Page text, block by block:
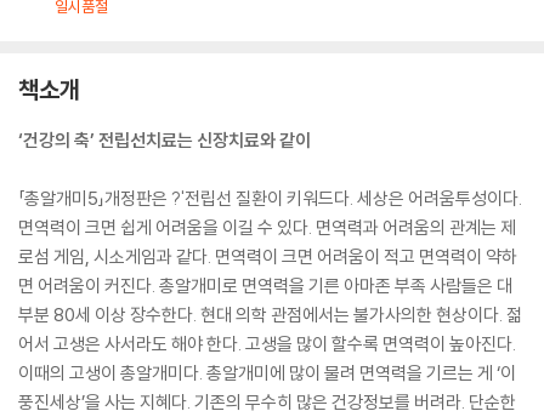
일시품절
책소개
‘건강의 축’ 전립선치료는 신장치료와 같이
「총알개미5」개정판은 ?'전립선 질환이 키워드다. 세상은 어려움투성이다.
면역력이 크면 쉽게 어려움을 이길 수 있다. 면역력과 어려움의 관계는 제
로섬 게임, 시소게임과 같다. 면역력이 크면 어려움이 적고 면역력이 약하
면 어려움이 커진다. 총알개미로 면역력을 기른 아마존 부족 사람들은 대
부분 80세 이상 장수한다. 현대 의학 관점에서는 불가사의한 현상이다. 젊
어서 고생은 사서라도 해야 한다. 고생을 많이 할수록 면역력이 높아진다.
이때의 고생이 총알개미다. 총알개미에 많이 물려 면역력을 기르는 게 ‘이
풍진세상’을 사는 지혜다. 기존의 무수히 많은 건강정보를 버려라. 단순한